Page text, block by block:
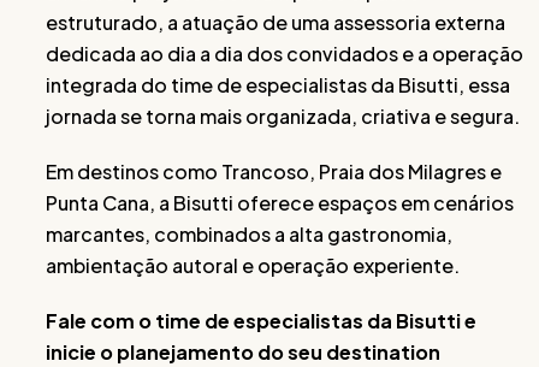
estruturado, a atuação de uma assessoria externa
dedicada ao dia a dia dos convidados e a operação
integrada do time de especialistas da Bisutti, essa
jornada se torna mais organizada, criativa e segura.
Em destinos como Trancoso, Praia dos Milagres e
Punta Cana, a Bisutti oferece espaços em cenários
marcantes, combinados a alta gastronomia,
ambientação autoral e operação experiente.
Fale com o time de especialistas da Bisutti e
inicie o planejamento do seu destination